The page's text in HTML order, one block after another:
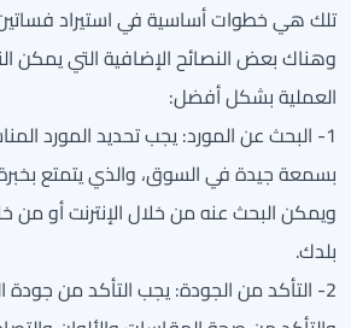
تلك هي خطوات أساسية في استيراد
وهناك بعض النصائح الإضافية التي يمكن
العملية بشكل أفضل:
1- البحث عن المورد: يجب تحديد المورد
بسمعة جيدة في السوق، والذي يتمتع
ويمكن البحث عنه من خلال الإنترنت أو من
بلدك.
2- التأكد من الجودة: يجب التأكد من جودة